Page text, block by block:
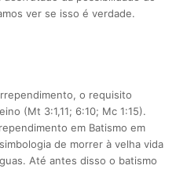
ver se isso é verdade.
o requisito
(Mt 3:1,11; 6:10; Mc 1:15).
em Batismo em
de morrer à velha vida
Até antes disso o batismo